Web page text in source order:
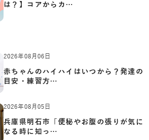
は？】コアからカ…
2026年08月06日
赤ちゃんのハイハイはいつから？発達の
目安・練習方…
2026年08月05日
兵庫県明石市「便秘やお腹の張りが気に
なる時に知っ…